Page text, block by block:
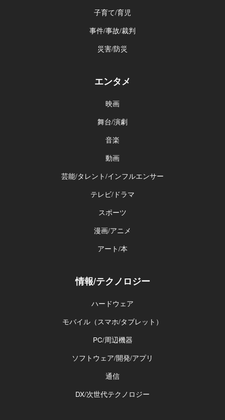
子育て/育児
事件/事故/裁判
災害/防災
エンタメ
映画
舞台/演劇
音楽
動画
芸能/タレント/インフルエンサー
テレビ/ドラマ
スポーツ
漫画/アニメ
アート/本
情報/テクノロジー
ハードウェア
モバイル（スマホ/タブレット）
PC/周辺機器
ソフトウェア/開発/アプリ
通信
DX/次世代テクノロジー